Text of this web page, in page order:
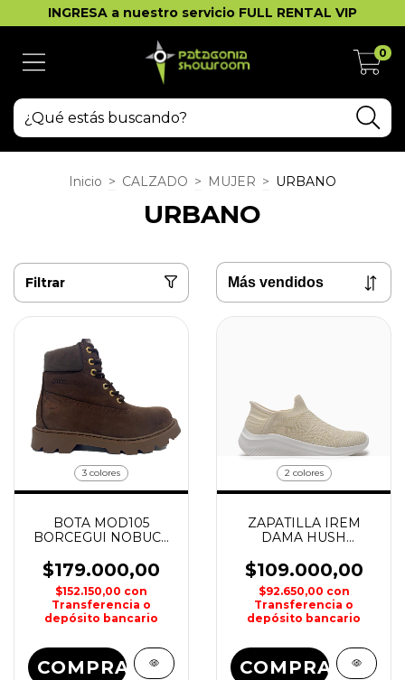
INGRESA a nuestro servicio FULL RENTAL VIP
0
Inicio > CALZADO > MUJER > URBANO
URBANO
Filtrar
3 colores
BOTA MOD105
BORCEGUI NOBUCK
$179.000,00
$152.150,00 con
Transferencia o
depósito bancario
COMPRAR
2 colores
ZAPATILLA IREM
DAMA HUSH
$109.000,00
$92.650,00 con
Transferencia o
depósito bancario
COMPRAR